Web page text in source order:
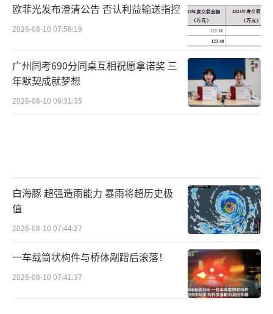
欧菲光发布澄清公告 否认利益输送指控
2026-08-10 07:58:19
广州同考690分同桌互相祝愿拿诺奖 三
年默契成就梦想
2026-08-10 09:31:35
白海豚 超强造雨能力 暴雨将超历史极
值
2026-08-10 07:44:27
一车载筒状构件与桥体剐蹭后滚落！
2026-08-10 07:41:37